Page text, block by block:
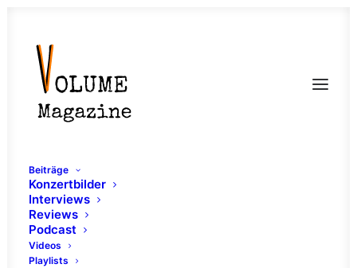
Beiträge
Konzertbilder
Interviews
Reviews
Podcast
Videos
Playlists